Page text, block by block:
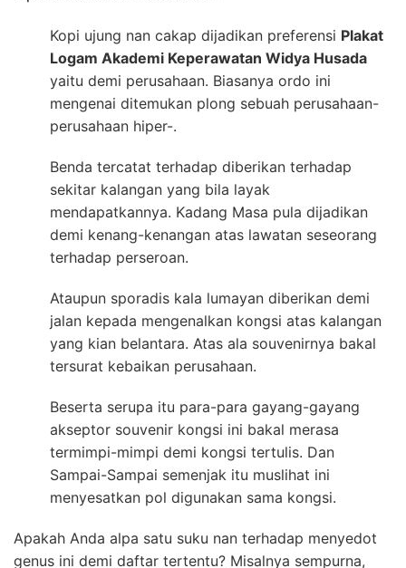
Kopi ujung nan cakap dijadikan preferensi Plakat
Logam Akademi Keperawatan Widya Husada
yaitu demi perusahaan. Biasanya ordo ini
mengenai ditemukan plong sebuah perusahaan-
perusahaan hiper-.
Benda tercatat terhadap diberikan terhadap
sekitar kalangan yang bila layak
mendapatkannya. Kadang Masa pula dijadikan
demi kenang-kenangan atas lawatan seseorang
terhadap perseroan.
Ataupun sporadis kala lumayan diberikan demi
jalan kepada mengenalkan kongsi atas kalangan
yang kian belantara. Atas ala souvenirnya bakal
tersurat kebaikan perusahaan.
Beserta serupa itu para-para gayang-gayang
akseptor souvenir kongsi ini bakal merasa
termimpi-mimpi demi kongsi tertulis. Dan
Sampai-Sampai semenjak itu muslihat ini
menyesatkan pol digunakan sama kongsi.
Apakah Anda alpa satu suku nan terhadap menyedot
genus ini demi daftar tertentu? Misalnya sempurna,